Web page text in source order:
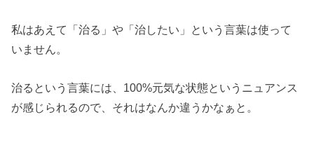
私はあえて「治る」や「治したい」という言葉は使って
いません。
治るという言葉には、100%元気な状態というニュアンス
が感じられるので、それはなんか違うかなぁと。